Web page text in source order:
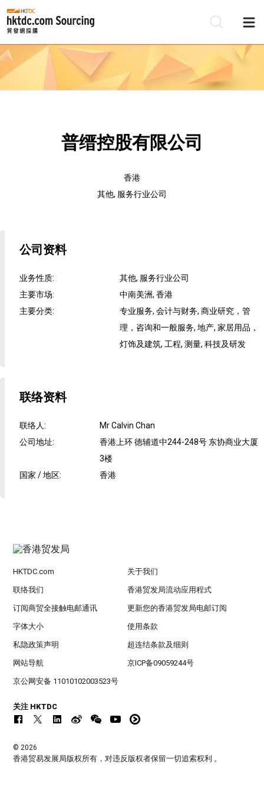
普缙控股有限公司
香港
其他, 服务行业公司
公司资料
业务性质:
其他, 服务行业公司
主要市场:
中南美洲, 香港
主要分类:
专业服务, 会计与财务, 商业研究，管
理，咨询和一般服务, 地产, 家居用品，
灯饰及建筑, 工程, 测量, 科技及研发
联络资料
联络人:
Mr Calvin Chan
公司地址:
香港上环 徳辅道中244-248号 东协商业大厦
3楼
国家 / 地区: 香港
HKTDC.com 关于我们
联络我们 香港贸发局流动应用程式
订阅商贸全接触电邮通讯 更新您的香港贸发局电邮订阅
字体大小 使用条款
私隐政策声明 超连结条款及细则
网站导航 京ICP备09059244号
京公网安备 11010102003523号
关注 HKTDC
© 2026
香港贸易发展局版权所有，对违反版权者保留一切追索权利 。